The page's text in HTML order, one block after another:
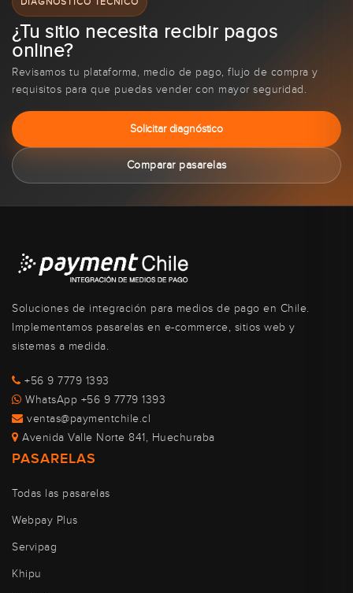
¿Tu sitio necesita recibir pagos
online?
Revisamos tu plataforma, medio de pago, flujo de compra y
requisitos para que puedas vender con mayor seguridad.
Solicitar diagnóstico
Comparar pasarelas
Soluciones de integración para medios de pago en Chile.
Implementamos pasarelas en e-commerce, sitios web y
sistemas a medida.
+56 9 7779 1393
WhatsApp +56 9 7779 1393
ventas@paymentchile.cl
Avenida Valle Norte 841, Huechuraba
PASARELAS
Todas las pasarelas
Webpay Plus
Servipag
Khipu